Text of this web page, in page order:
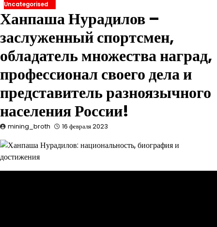
Uncategorised
Ханпаша Нурадилов –
заслуженный спортсмен,
обладатель множества наград,
профессионал своего дела и
представитель разноязычного
населения России!
mining_broth 16 февраля 2023